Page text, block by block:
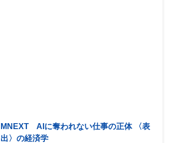
MNEXT AIに奪われない仕事の正体 〈表
出〉の経済学